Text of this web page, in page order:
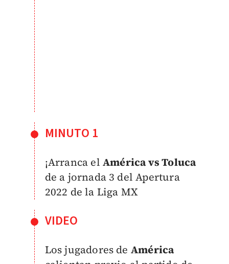
MINUTO 1
¡Arranca el América vs Toluca
de a jornada 3 del Apertura
2022 de la Liga MX
VIDEO
Los jugadores de América